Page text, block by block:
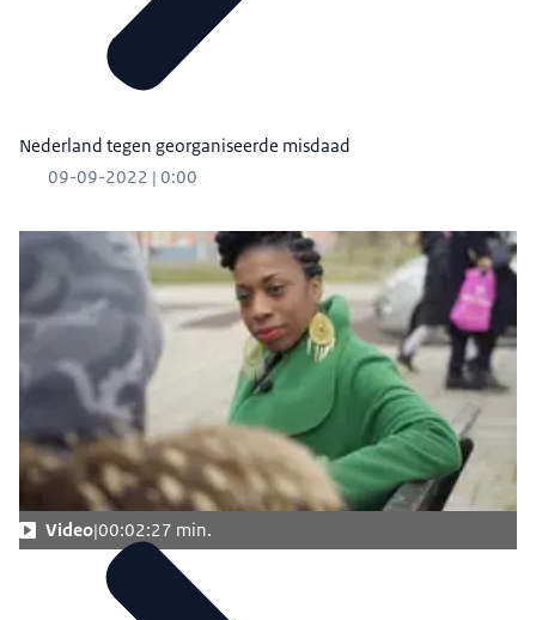
Nederland tegen georganiseerde misdaad
09-09-2022 | 0:00
Video 00:02:27 min.